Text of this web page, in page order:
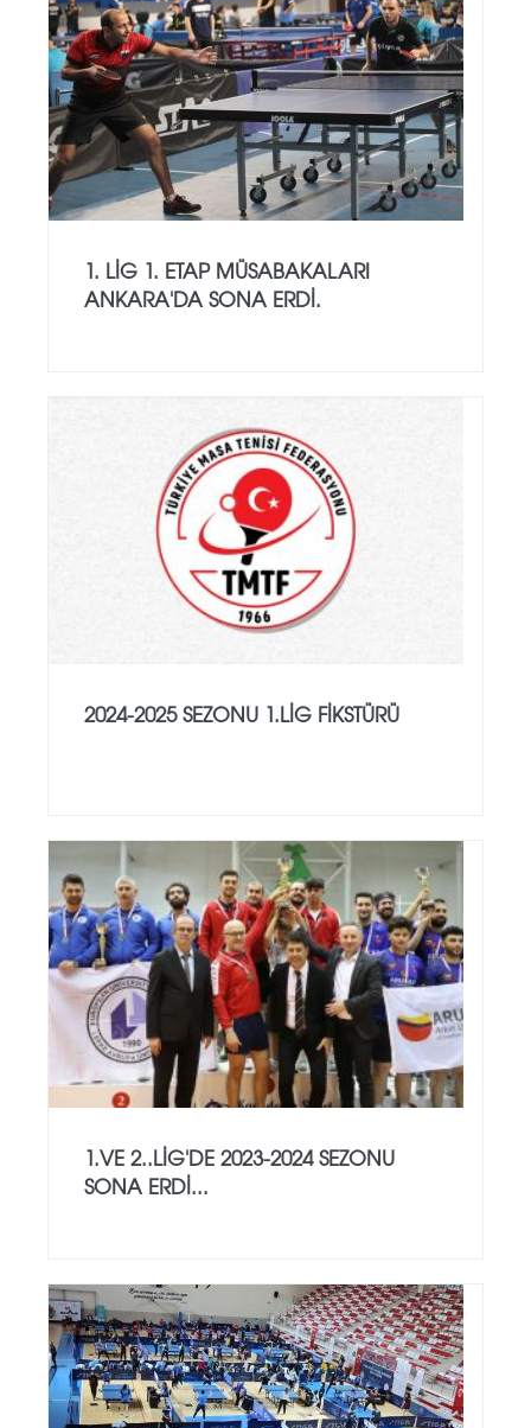
1. LİG 1. ETAP MÜSABAKALARI
ANKARA'DA SONA ERDİ.
2024-2025 SEZONU 1.LİG FİKSTÜRÜ
1.VE 2..LİG'DE 2023-2024 SEZONU
SONA ERDİ...